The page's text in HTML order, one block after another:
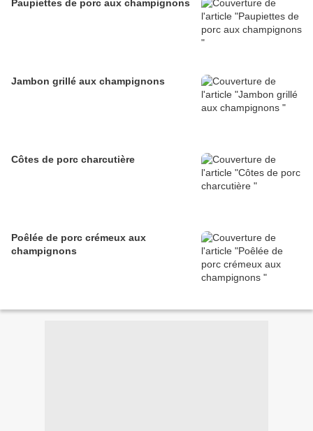
Paupiettes de porc aux champignons
Jambon grillé aux champignons
Côtes de porc charcutière
Poêlée de porc crémeux aux
champignons